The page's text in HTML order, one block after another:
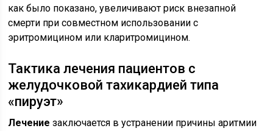
как было показано, увеличивают риск внезапной
смерти при совместном использовании с
эритромицином или кларитромицином.
Тактика лечения пациентов с
желудочковой тахикардией типа
«пируэт»
Лечение заключается в устранении причины аритмии